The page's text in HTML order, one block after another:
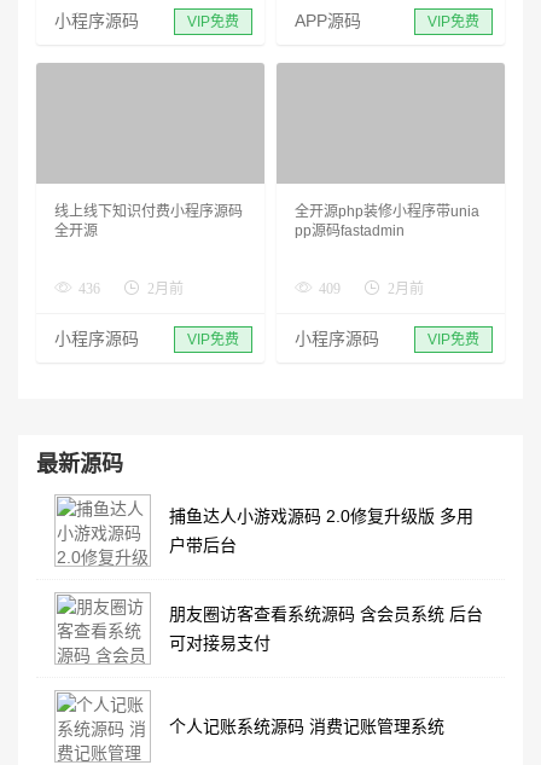
小程序源码 VIP免费 APP源码 VIP免费
线上线下知识付费小程序源码
全开源
436 2月前
小程序源码 VIP免费
全开源php装修小程序带unia
pp源码fastadmin
409 2月前
小程序源码 VIP免费
最新源码
捕鱼达人小游戏源码 2.0修复升级版 多用
户带后台
朋友圈访客查看系统源码 含会员系统 后台
可对接易支付
个人记账系统源码 消费记账管理系统